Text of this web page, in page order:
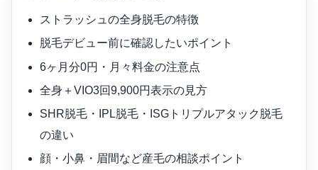
ストラッシュの全身脱毛の特徴
脱毛デビュー前に確認したいポイント
6ヶ月分0円・月々料金の注意点
全身＋VIO3回9,900円表示の見方
SHR脱毛・IPL脱毛・ISGトリプルアタック脱毛
の違い
顔・小鼻・眉間など産毛の相談ポイント